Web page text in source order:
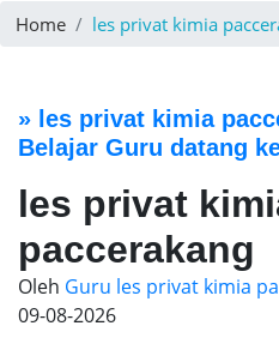
Home les privat kimia
» les privat kimia
Belajar Guru datang
les privat
paccerakang
Oleh Guru les privat kimia
09-08-2026